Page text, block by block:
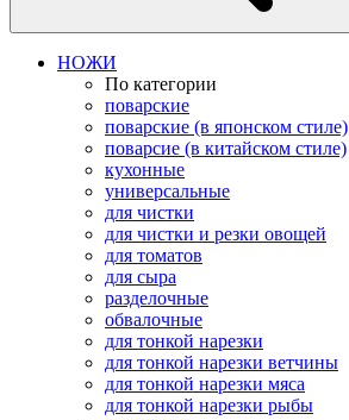
НОЖИ
По категории
поварские
поварские (в японском стиле)
поварсие (в китайском стиле)
кухонные
универсальные
для чистки
для чистки и резки овощей
для томатов
для сыра
разделочные
обвалочные
для тонкой нарезки
для тонкой нарезки ветчины
для тонкой нарезки мяса
для тонкой нарезки рыбы